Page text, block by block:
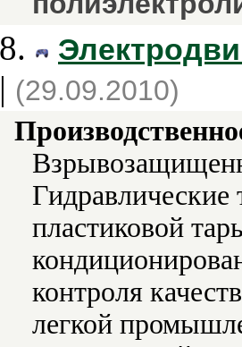
8.
| (29.09.2010)
пластиковой
контроля
легкой